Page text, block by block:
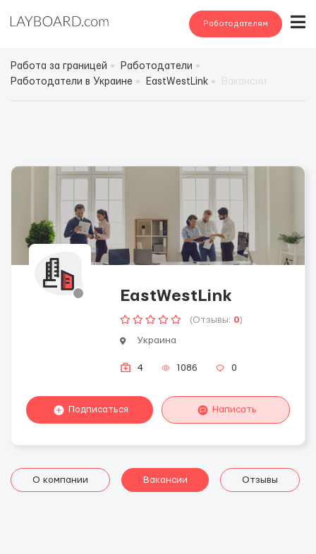
Работодателям
Работа за границей
Работодатели
Работодатели в Украине
EastWestLink
EastWestLink
(Отзывы: 0)
Украина
4 1086 0
Подписаться Написать
О компании Вакансии Отзывы